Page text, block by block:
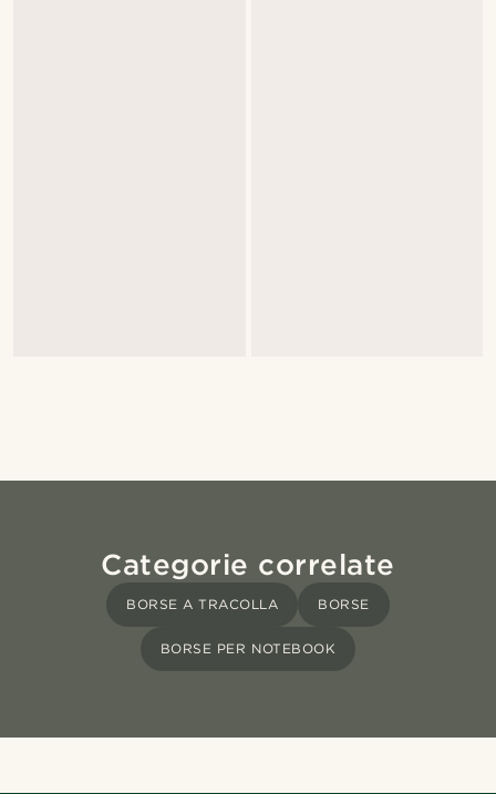
Categorie correlate
BORSE A TRACOLLA BORSE
BORSE PER NOTEBOOK